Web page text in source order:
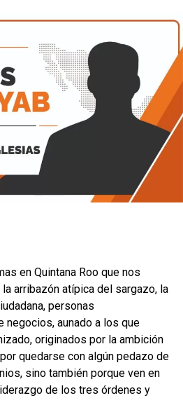
en Quintana Roo que nos
arribazón atípica del sargazo, la
personas
negocios, aunado a los que
originados por la ambición
quedarse con algún pedazo de
sino también porque ven en
de los tres órdenes y